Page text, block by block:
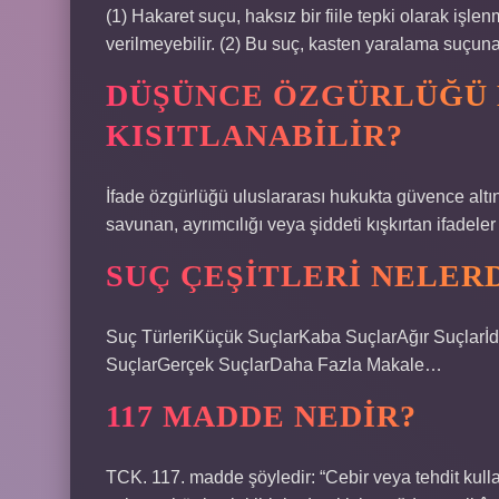
(1) Hakaret suçu, haksız bir fiile tepki olarak
verilmeyebilir. (2) Bu suç, kasten yaralama
DÜŞÜNCE
KISITLANABILIR?
İfade özgürlüğü uluslararası hukukta güvence
savunan, ayrımcılığı veya şiddeti kışkırtan
SUÇ ÇEŞITLERI
Suç TürleriKüçük SuçlarKaba SuçlarAğır
SuçlarGerçek SuçlarDaha Fazla Makale…
117 MADDE NEDIR?
TCK. 117. madde şöyledir: “Cebir veya tehdit